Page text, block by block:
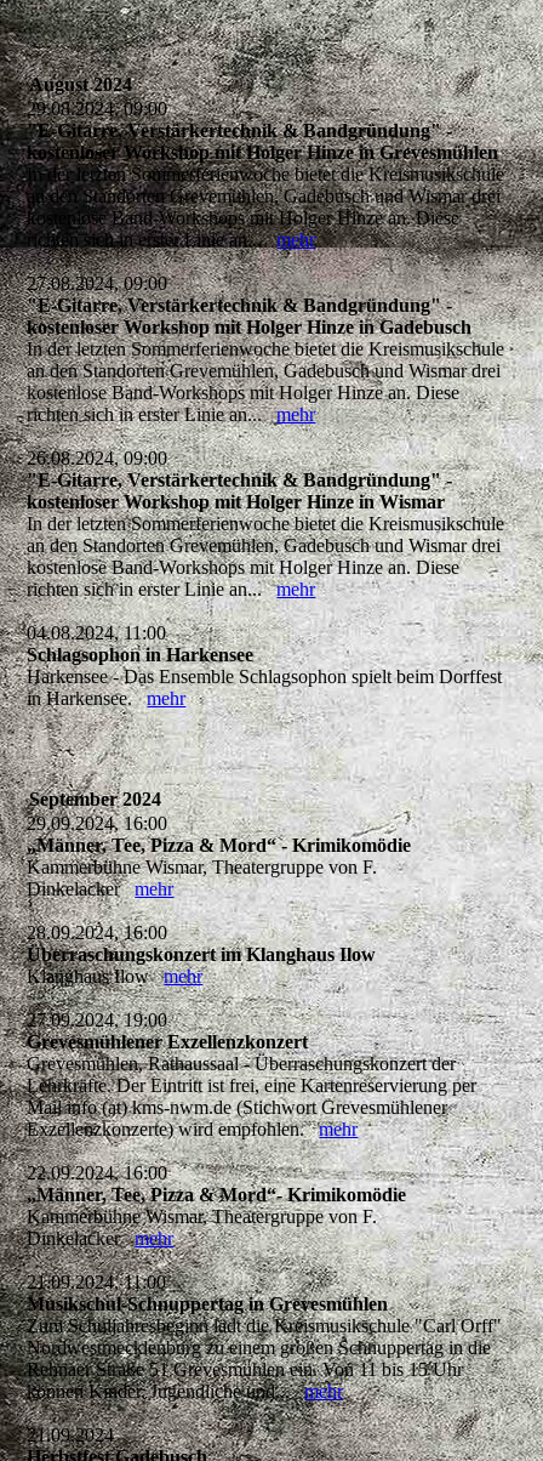
August 2024
29.08.2024, 09:00
"E-Gitarre, Verstärkertechnik & Bandgründung" -
kostenloser Workshop mit Holger Hinze in Grevesmühlen
In der letzten Sommerferienwoche bietet die Kreismusikschule
an den Standorten Grevemühlen, Gadebusch und Wismar drei
kostenlose Band-Workshops mit Holger Hinze an. Diese
richten sich in erster Linie an...mehr
27.08.2024, 09:00
"E-Gitarre, Verstärkertechnik & Bandgründung" -
kostenloser Workshop mit Holger Hinze in Gadebusch
In der letzten Sommerferienwoche bietet die Kreismusikschule
an den Standorten Grevemühlen, Gadebusch und Wismar drei
kostenlose Band-Workshops mit Holger Hinze an. Diese
richten sich in erster Linie an...mehr
26.08.2024, 09:00
"E-Gitarre, Verstärkertechnik & Bandgründung" -
kostenloser Workshop mit Holger Hinze in Wismar
In der letzten Sommerferienwoche bietet die Kreismusikschule
an den Standorten Grevemühlen, Gadebusch und Wismar drei
kostenlose Band-Workshops mit Holger Hinze an. Diese
richten sich in erster Linie an...mehr
04.08.2024, 11:00
Schlagsophon in Harkensee
Harkensee - Das Ensemble Schlagsophon spielt beim Dorffest
in Harkensee.mehr
September 2024
29.09.2024, 16:00
„Männer, Tee, Pizza & Mord“ - Krimikomödie
Kammerbühne Wismar, Theatergruppe von F.
Dinkelackermehr
28.09.2024, 16:00
Überraschungskonzert im Klanghaus Ilow
Klanghaus Ilowmehr
27.09.2024, 19:00
Grevesmühlener Exzellenzkonzert
Grevesmühlen, Rathaussaal - Überraschungskonzert der
Lehrkräfte. Der Eintritt ist frei, eine Kartenreservierung per
Mail info (at) kms-nwm.de (Stichwort Grevesmühlener
Exzellenzkonzerte) wird empfohlen.mehr
22.09.2024, 16:00
„Männer, Tee, Pizza & Mord“- Krimikomödie
Kammerbühne Wismar, Theatergruppe von F.
Dinkelackermehr
21.09.2024, 11:00
Musikschul-Schnuppertag in Grevesmühlen
Zum Schuljahresbeginn lädt die Kreismusikschule "Carl Orff"
Nordwestmecklenburg zu einem großen Schnuppertag in die
Rehnaer Straße 51 Grevesmühlen ein. Von 11 bis 15 Uhr
können Kinder, Jugendliche und...mehr
21.09.2024
Herbstfest Gadebusch